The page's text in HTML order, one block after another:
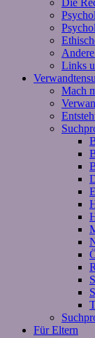
Die
Links
Mach
Für Eltern